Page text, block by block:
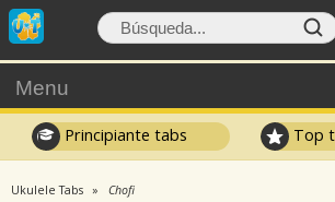
Menu
Principiante tabs Top
Ukulele Tabs Chofi